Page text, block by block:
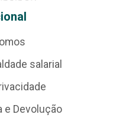
salarial
e Devolução